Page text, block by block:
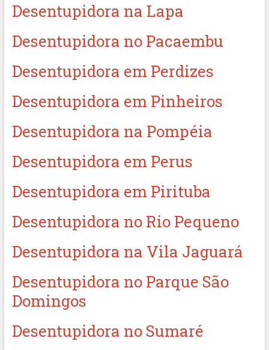
Desentupidora na Lapa
Desentupidora no Pacaembu
Desentupidora em Perdizes
Desentupidora em Pinheiros
Desentupidora na Pompéia
Desentupidora em Perus
Desentupidora em Pirituba
Desentupidora no Rio Pequeno
Desentupidora na Vila Jaguará
Desentupidora no Parque São
Domingos
Desentupidora no Sumaré